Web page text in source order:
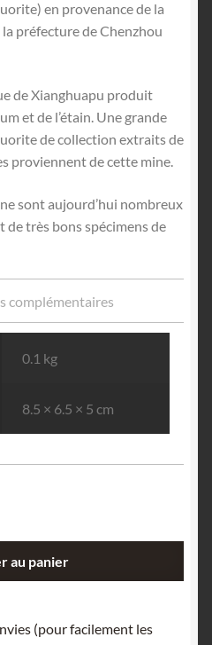
en provenance de la
préfecture de Chenzhou
de Xianghuapu produit
et de l’étain. Une grande
de collection extraits de
proviennent de cette mine.
sont aujourd’hui nombreux
de très bons spécimens de
complémentaires
0.1 kg
8.5 × 6.5 × 5 cm
au panier
(pour facilement les